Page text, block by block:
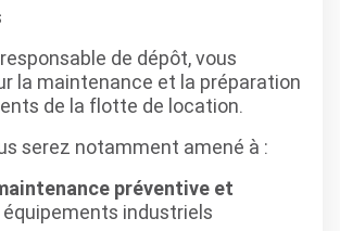
de dépôt, vous
la maintenance et la préparation
de la flotte de location.
serez notamment amené à :
préventive et
équipements industriels